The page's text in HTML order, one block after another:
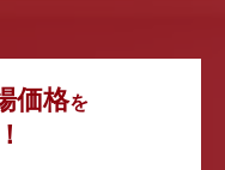
価格を